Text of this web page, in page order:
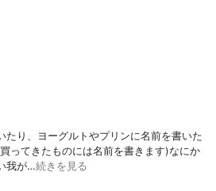
たり、ヨーグルトやプリンに名前を書いた
ってきたものには名前を書きます)なにか
我が…続きを見る